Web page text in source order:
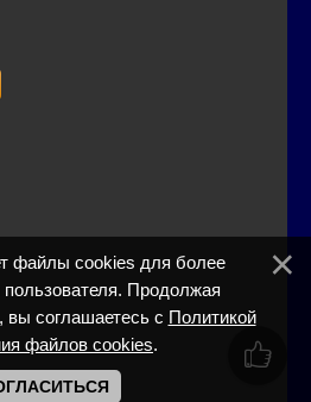
файлы cookies для более
Продолжая
вы соглашаетесь с Политикой
файлов cookies.